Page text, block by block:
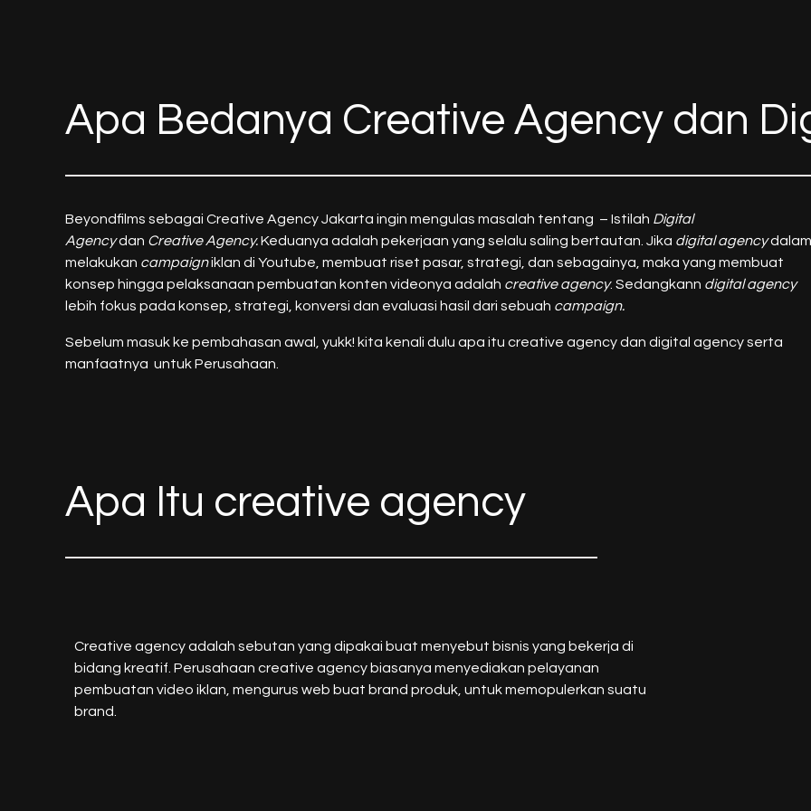
Apa Bedanya Creative Agency dan
Beyondfilms sebagai Creative Agency Jakarta ingin mengulas masalah tentang – Istilah Digital
Agencydan Creative Agency.Keduanya adalah pekerjaan yang selalu saling bertautan. Jika digital agencydalam
melakukan campaigniklan di Youtube, membuat riset pasar, strategi, dan sebagainya, maka yang membuat
konsep hingga pelaksanaan pembuatan konten videonya adalah creative agency. Sedangkann digital agency
lebih fokus pada konsep, strategi, konversi dan evaluasi hasil dari sebuah campaign.
Sebelum masuk ke pembahasan awal, yukk! kita kenali dulu apa itu creative agency dan digital agency serta
manfaatnya untuk Perusahaan.
Apa Itu creative agency
Creative agency adalah sebutan yang dipakai buat menyebut bisnis yang bekerja di
bidang kreatif. Perusahaan creative agency biasanya menyediakan pelayanan
pembuatan video iklan, mengurus web buat brand produk, untuk memopulerkan suatu
brand.